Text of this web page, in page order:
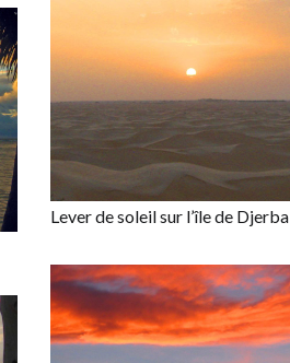
Lever de soleil sur l’île de Djerba